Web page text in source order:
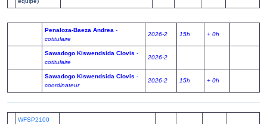
Penaloza-Baeza Andrea -
cotitulaire
2026-2 15h + 0h
Sawadogo Kiswendsida Clovis -
cotitulaire
2026-2
Sawadogo Kiswendsida Clovis -
coordinateur
2026-2 15h + 0h
WFSP2100